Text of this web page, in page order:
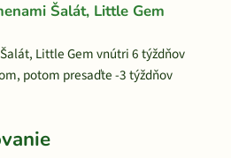
Šalát, Little Gem
Little Gem vnútri 6 týždňov
potom presaďte -3 týždňov